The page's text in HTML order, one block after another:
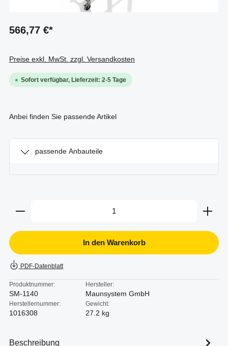
566,77 €*
Preise exkl. MwSt. zzgl. Versandkosten
Sofort verfügbar, Lieferzeit: 2-5 Tage
Anbei finden Sie passende Artikel
passende Anbauteile
Produkt Anzahl: Gib den gewünschten Wert ein
In den Warenkorb
PDF-Datenblatt
Produktnummer:
SM-1140
Hersteller:
Maunsystem GmbH
Herstellernummer:
1016308
Gewicht:
27.2 kg
Beschreibung